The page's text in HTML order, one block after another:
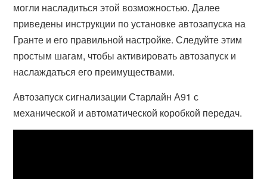
могли насладиться этой возможностью. Далее
приведены инструкции по установке автозапуска на
Гранте и его правильной настройке. Следуйте этим
простым шагам, чтобы активировать автозапуск и
наслаждаться его преимуществами.
Автозапуск сигнализации Старлайн А91 с
механической и автоматической коробкой передач.